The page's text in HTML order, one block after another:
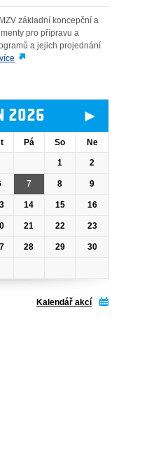
základní koncepční a
pro přípravu a
a jejich projednání
více
2026 ►
Pá So Ne
1 2
7 8 9
14 15 16
21 22 23
28 29 30
Kalendář akcí